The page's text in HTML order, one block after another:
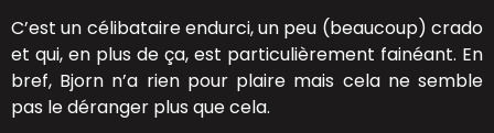
C’est un célibataire endurci, un peu (beaucoup) crado
et qui, en plus de ça, est particulièrement fainéant. En
bref, Bjorn n’a rien pour plaire mais cela ne semble
pas le déranger plus que cela.